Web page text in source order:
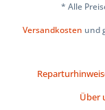
* Alle
Versandkosten und
Über